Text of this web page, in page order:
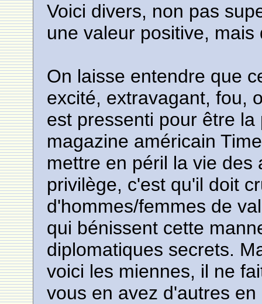
Voici divers, non pas
une valeur positive,
On laisse entendre que
excité, extravagant, fou,
est pressenti pour être
magazine américain
mettre en péril la vie
privilège, c'est qu'il doit
d'hommes/femmes de
qui bénissent cette
diplomatiques secrets.
voici les miennes, il ne
vous en avez d'autres